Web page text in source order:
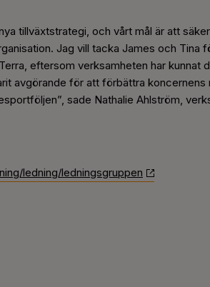
tillväxtstrategi, och vårt mål är att
Jag vill tacka James och Tina
eftersom verksamheten har kunnat
avgörande för att förbättra koncernens
sade Nathalie Ahlström,
ledning/ledningsgruppen